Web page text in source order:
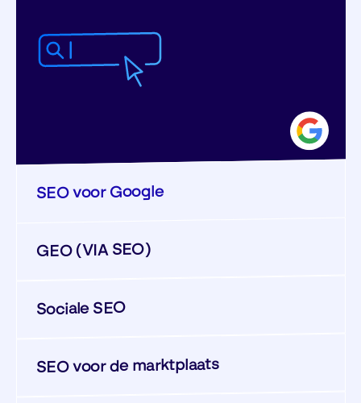
SEO voor Google
GEO (VIA SEO)
Sociale SEO
SEO voor de marktplaats